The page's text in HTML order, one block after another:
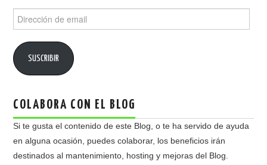
de
SUSCRIBIR
COLABORA CON EL BLOG
Si te gusta el contenido de este Blog, o te ha servido de ayuda
en alguna ocasión, puedes colaborar, los beneficios irán
destinados al mantenimiento, hosting y mejoras del Blog.